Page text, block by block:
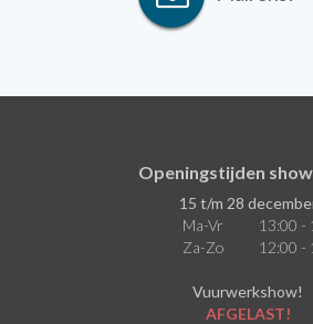
Openingstijden
15 t/m 28
Ma-Vr
13:00 -
Za-Zo
12:00 -
Vuurwerkshow!
AFGELAST!